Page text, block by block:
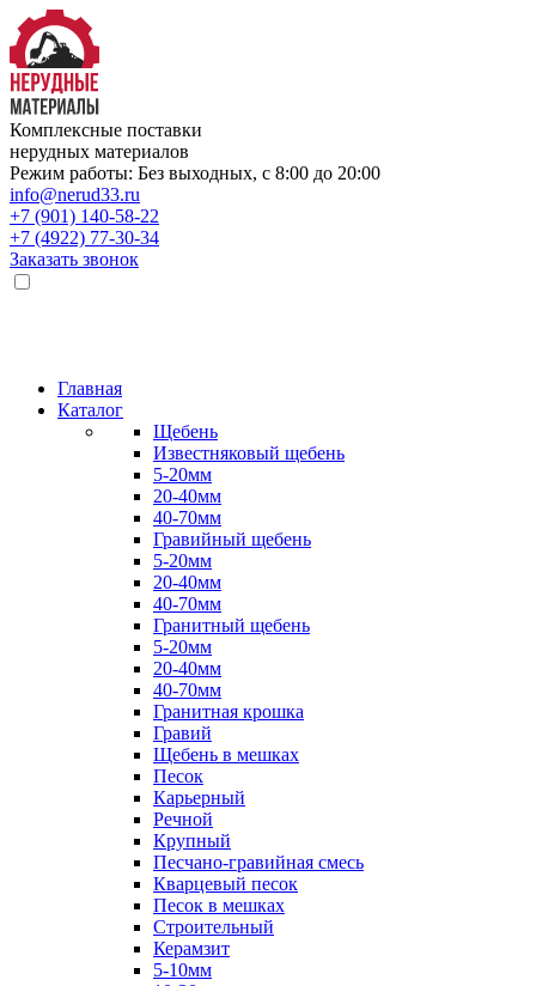
Комплексные поставки
нерудных материалов
Режим работы: Без выходных, с 8:00 до 20:00
info@nerud33.ru
+7 (901) 140-58-22
+7 (4922) 77-30-34
Заказать звонок
Главная
Каталог
Щебень
Известняковый щебень
5-20мм
20-40мм
40-70мм
Гравийный щебень
5-20мм
20-40мм
40-70мм
Гранитный щебень
5-20мм
20-40мм
40-70мм
Гранитная крошка
Гравий
Щебень в мешках
Песок
Карьерный
Речной
Крупный
Песчано-гравийная смесь
Кварцевый песок
Песок в мешках
Строительный
Керамзит
5-10мм